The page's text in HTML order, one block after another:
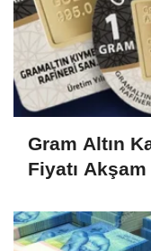
Gram Altın
Fiyatı